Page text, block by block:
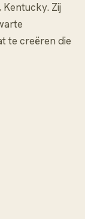
Zij
te creëren die